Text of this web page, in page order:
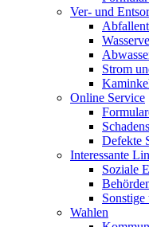
Ver- und
Strom
Online Service
Defekte
Interessante
Soziale
Sonstige
Wahlen